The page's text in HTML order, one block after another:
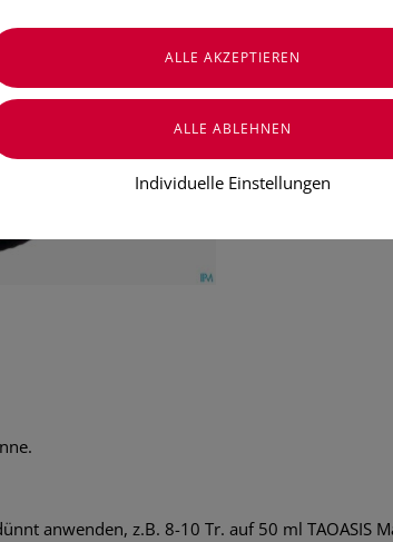
zzgl. Versandkosten
anwenden, z.B. 8-10 Tr. auf 50 ml TAOASIS
Individuelle Einstellungen